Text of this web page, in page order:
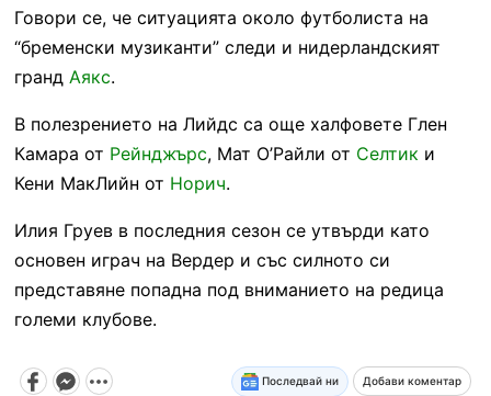
Говори се, че ситуацията около футболиста на
“бременски музиканти” следи и нидерландският
гранд Аякс.
В полезрението на Лийдс са още халфовете Глен
Камара от Рейнджърс, Мат О’Райли от Селтик и
Кени МакЛийн от Норич.
Илия Груев в последния сезон се утвърди като
основен играч на Вердер и със силното си
представяне попадна под вниманието на редица
големи клубове.
Последвай ни Добави коментар